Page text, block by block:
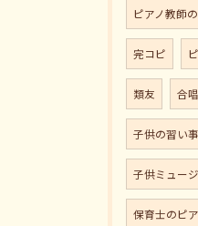
ピアノ教師
完コピ
類友 合
子供の習い事
子供ミュー
保育士のピ